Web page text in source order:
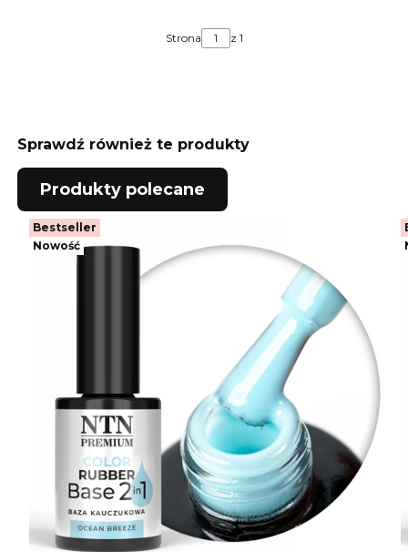
Strona z 1
Sprawdź również te produkty
Produkty polecane
Bestseller
Nowość